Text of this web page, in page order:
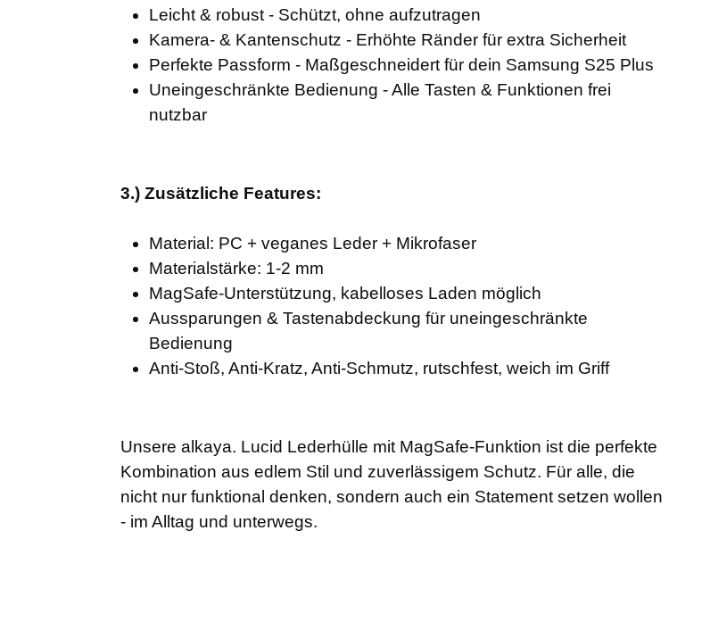
Leicht & robust - Schützt, ohne aufzutragen
Kamera- & Kantenschutz - Erhöhte Ränder für extra Sicherheit
Perfekte Passform - Maßgeschneidert für dein Samsung S25 Plus
Uneingeschränkte Bedienung - Alle Tasten & Funktionen frei
nutzbar
3.) Zusätzliche Features:
Material: PC + veganes Leder + Mikrofaser
Materialstärke: 1-2 mm
MagSafe-Unterstützung, kabelloses Laden möglich
Aussparungen & Tastenabdeckung für uneingeschränkte
Bedienung
Anti-Stoß, Anti-Kratz, Anti-Schmutz, rutschfest, weich im Griff
Unsere alkaya. Lucid Lederhülle mit MagSafe-Funktion ist die perfekte
Kombination aus edlem Stil und zuverlässigem Schutz. Für alle, die
nicht nur funktional denken, sondern auch ein Statement setzen wollen
- im Alltag und unterwegs.